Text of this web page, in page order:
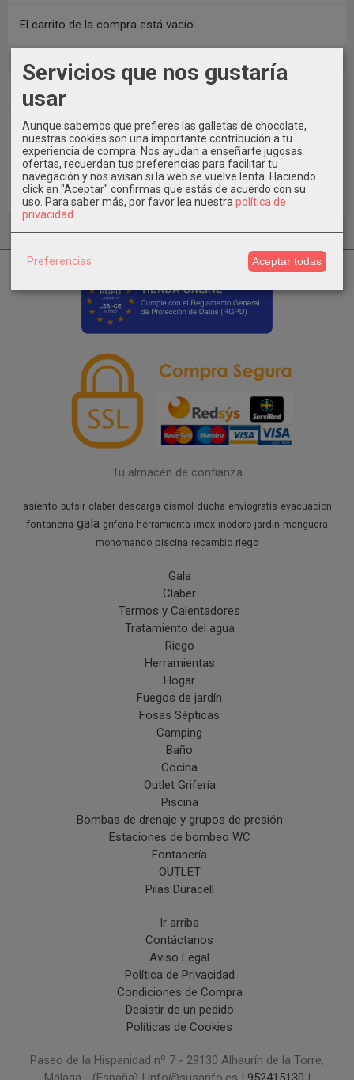
El carrito de la compra está vacío
Instagram
Facebook
Tu almacén de confianza
asiento butsir claber descarga dismol ducha enviogratis evacuacion
fontaneria gala griferia herramienta imex inodoro jardin manguera
monomando piscina recambio riego
Gala
Claber
Termos y Calentadores
Tratamiento del agua
Riego
Herramientas
Hogar
Fuegos de jardín
Fosas Sépticas
Camping
Baño
Cocina
Outlet Grifería
Piscina
Bombas de drenaje y grupos de presión
Estaciones de bombeo WC
Fontanería
OUTLET
Pilas Duracell
Ir arriba
Contáctanos
Aviso Legal
Política de Privacidad
Condiciones de Compra
Desistir de un pedido
Políticas de Cookies
Paseo de la Hispanidad nº 7 - 29130 Alhaurín de la Torre,
Servicios que nos gustaría
usar
Aunque sabemos que prefieres las galletas de chocolate,
nuestras cookies son una importante contribución a tu
experiencia de compra. Nos ayudan a enseñarte jugosas
ofertas, recuerdan tus preferencias para facilitar tu
navegación y nos avisan si la web se vuelve lenta. Haciendo
click en "Aceptar" confirmas que estás de acuerdo con su
uso. Para saber más, por favor lea nuestra política de
privacidad
Preferencias Aceptar todas